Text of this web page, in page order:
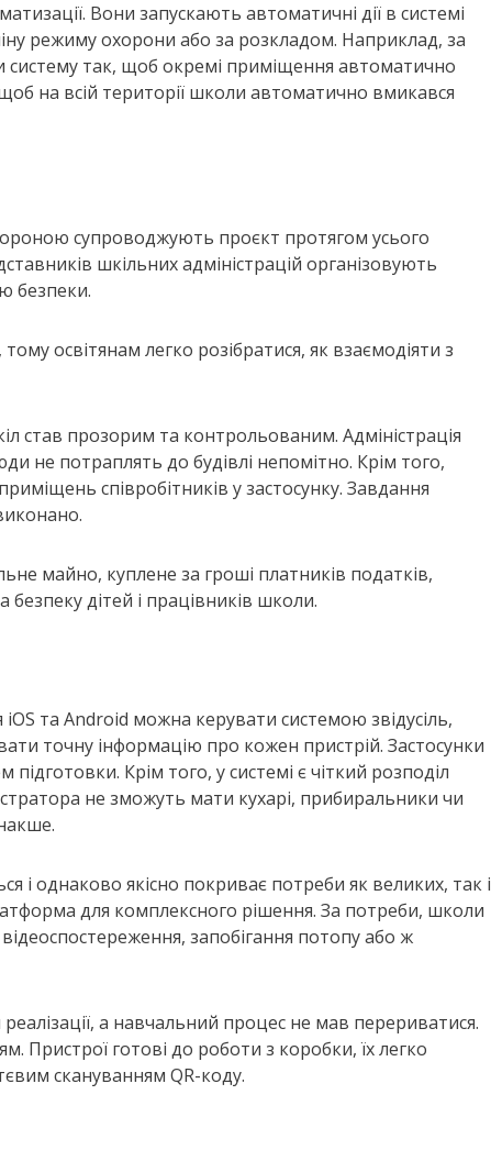
Вони запускають автоматичні дії в системі
режиму охорони або за розкладом. Наприклад, за
так, щоб окремі приміщення автоматично
на всій території школи автоматично вмикався
супроводжують проєкт протягом усього
шкільних адміністрацій організовують
безпеки.
освітянам легко розібратися, як взаємодіяти з
став прозорим та контрольованим. Адміністрація
не потраплять до будівлі непомітно. Крім того,
співробітників у застосунку. Завдання
майно, куплене за гроші платників податків,
дітей і працівників школи.
та Android можна керувати системою звідусіль,
точну інформацію про кожен пристрій. Застосунки
Крім того, у системі є чіткий розподіл
не зможуть мати кухарі, прибиральники чи
і однаково якісно покриває потреби як великих, так і
для комплексного рішення. За потреби, школи
запобігання потопу або ж
а навчальний процес не мав перериватися.
Пристрої готові до роботи з коробки, їх легко
скануванням QR-коду.